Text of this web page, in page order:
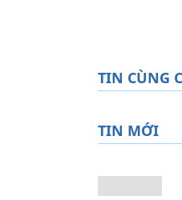
TIN CÙNG
TIN MỚI